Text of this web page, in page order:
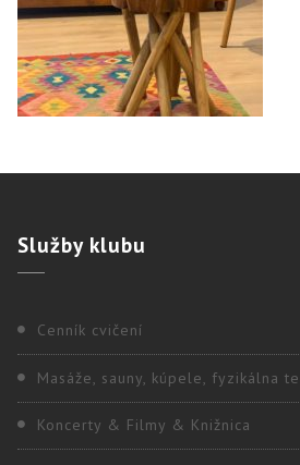
Službyklubu
Cenník cvičení
Masáže, sauny, kúpele, fyzikálna
Koncerty & Filmy & Knižnica